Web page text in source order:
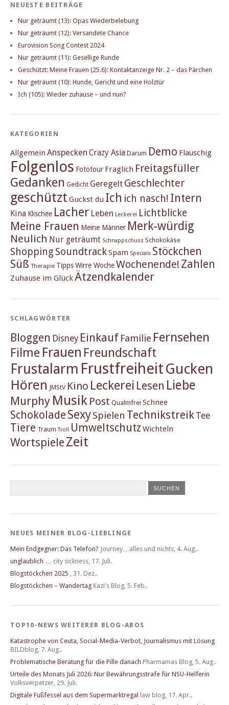
NEUESTE BEITRÄGE
Nur geträumt (13): Opas Wiederbelebung
Nur geträumt (12): Versandete Chance
Eurovision Song Contest 2024
Nur geträumt (11): Gesellige Runde
Geschützt: Meine Frauen (25.6): Kontaktanzeige Nr. 2 – das Pärchen
Nur geträumt (10): Hunde, Gericht und eine Holztür
Ich (105): Wieder zuhause – und nun?
KATEGORIEN
Allgemein Anspecken Crazy Asia Darum Demo Flauschig
Folgenlos Fototour Fraglich Freitagsfüller
Gedanken Gedicht Geregelt Geschlechter
geschützt Guckst du Ich ich nasch! Intern
Kina Klischee Lacher Leben Leckerei Lichtblicke
Meine Frauen Meine Männer Merk-würdig
Neulich Nur geträumt Schnappschuss Schokokäse
Shopping SoundtrackSpam Specials Stöckchen
Süß Therapie TippsWirre WocheWochenende! Zahlen
Zuhause im Glück Ätzendkalender
SCHLAGWÖRTER
Bloggen Disney Einkauf Familie Fernsehen
Filme Frauen Freundschaft
Frustalarm FrustfreiheitGucken
Hören JMStV Kino Leckerei Lesen Liebe
Murphy Musik Post Qualmfrei Schnee
Schokolade SexySpielen Technikstreik Tee
Tiere Traum Troll Umweltschutz Wichteln
Wortspiele Zeit
NEUES MEINER BLOG-LIEBLINGE
Mein Endgegner: Das Telefon? Journey…alles und nichts 4. Aug..
unglaublich …
city sickness 17. Juli.
Blogstöckchen 2025
31. Dez..
Blogstöckchen – Wandertag Kazi's Blog 5. Feb..
TOP10-NEWS WEITERER BLOG-ABOS
Katastrophe von Ceuta, Social-Media-Verbot, Journalismus mit Lösung
BILDblog 7. Aug..
Problematische Beratung für die Pille danach Pharmamas Blog 5. Aug..
Urteile des Monats Juli 2026: Nur Bewährungsstrafe für NSU-Helferin
Volksverpetzer 29. Juli.
Digitale Fußfessel aus dem Supermarktregal
law blog 17. Apr..